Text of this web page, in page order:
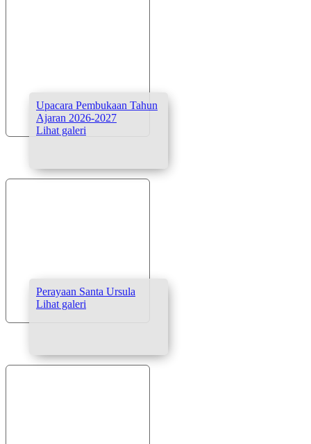
Upacara Pembukaan Tahun
Ajaran 2026-2027
Lihat galeri
Perayaan Santa Ursula
Lihat galeri